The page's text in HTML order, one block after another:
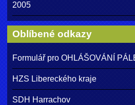
2005
Oblíbené odkazy
Formulář pro OHLÁŠOVÁNÍ
HZS Libereckého kraje
SDH Harrachov